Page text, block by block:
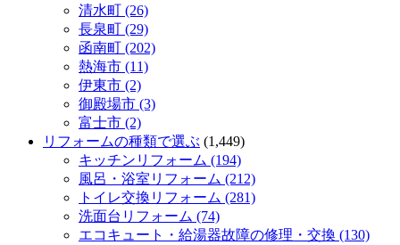
清水町 (26)
長泉町 (29)
函南町 (202)
熱海市 (11)
伊東市 (2)
御殿場市 (3)
富士市 (2)
リフォームの種類で選ぶ (1,449)
キッチンリフォーム (194)
風呂・浴室リフォーム (212)
トイレ交換リフォーム (281)
洗面台リフォーム (74)
エコキュート・給湯器故障の修理・交換 (130)